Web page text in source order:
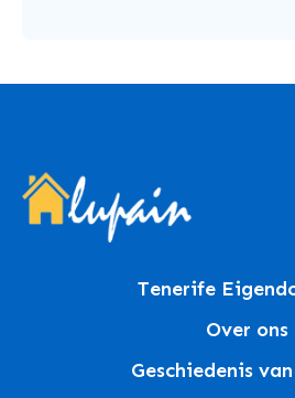
Tenerife
Over ons
Geschiedenis